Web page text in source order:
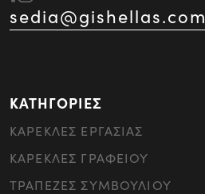
sedia@gishellas.com
ΚΑΤΗΓΟΡΙΕΣ
ΚΑΡΕΚΛΕΣ ΕΡΓΑΣΙΑΣ
ΚΑΡΕΚΛΕΣ ΓΡΑΦΕΙΟΥ
ΤΡΑΠΕΖΕΣ ΣΥΜΒΟΥΛΙΟΥ